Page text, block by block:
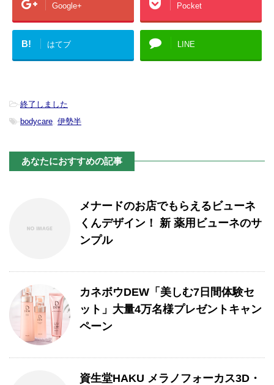
Google+ Pocket
B! はてブ LINE
-終了しました
-bodycare 伊勢半
あなたにおすすめの記事
メナードのお店でもらえるビューネ
くんデザイン！ 新 薬用ビューネのサ
ンプル
カネボウDEW「美しむ7日間体験セ
ット」大量4万名様プレゼントキャン
ペーン
資生堂HAKU メラノフォーカス3D・